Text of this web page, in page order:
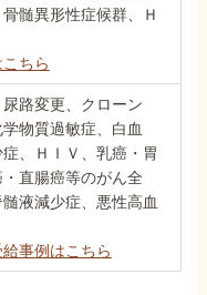
髄異形性症候群、Ｈ
ちら
路変更、クローン
物質過敏症、白血
、ＨＩＶ、乳癌・胃
直腸癌等のがん全
液減少症、悪性高血
事例はこちら